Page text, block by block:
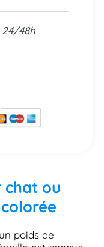
48h
chat ou
poids de